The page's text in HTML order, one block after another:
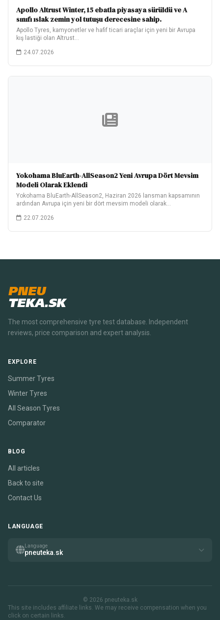
Apollo Altrust Winter, 15 ebatla piyasaya sürüldü ve A
sınıfı ıslak zemin yol tutuşu derecesine sahip.
Apollo Tyres, kamyonetler ve hafif ticari araçlar için yeni bir Avrupa
kış lastiği olan Altrust…
24.07.2026
Yokohama BluEarth-AllSeason2 Yeni Avrupa Dört Mevsim
Modeli Olarak Eklendi
Yokohama BluEarth-AllSeason2, Haziran 2026 lansman kapsamının
ardından Avrupa için yeni bir dört mevsim modeli olarak…
22.07.2026
PNEU
TEKA.SK
The most comprehensive tyre test database. Independent
reviews, price comparison and expert analysis.
EXPLORE
Summer Tyres
Winter Tyres
All Season Tyres
Comparator
BLOG
All articles
Back to site
Contact Us
LANGUAGE
Language
pneuteka.sk
© 2026 pneuteka.sk
This site includes affiliate links. We may receive compensation when you
click on certain links.